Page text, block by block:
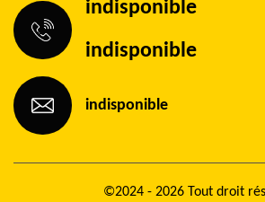
indisponible
indisponible
indisponible
©2024 - 2026 Tout droit